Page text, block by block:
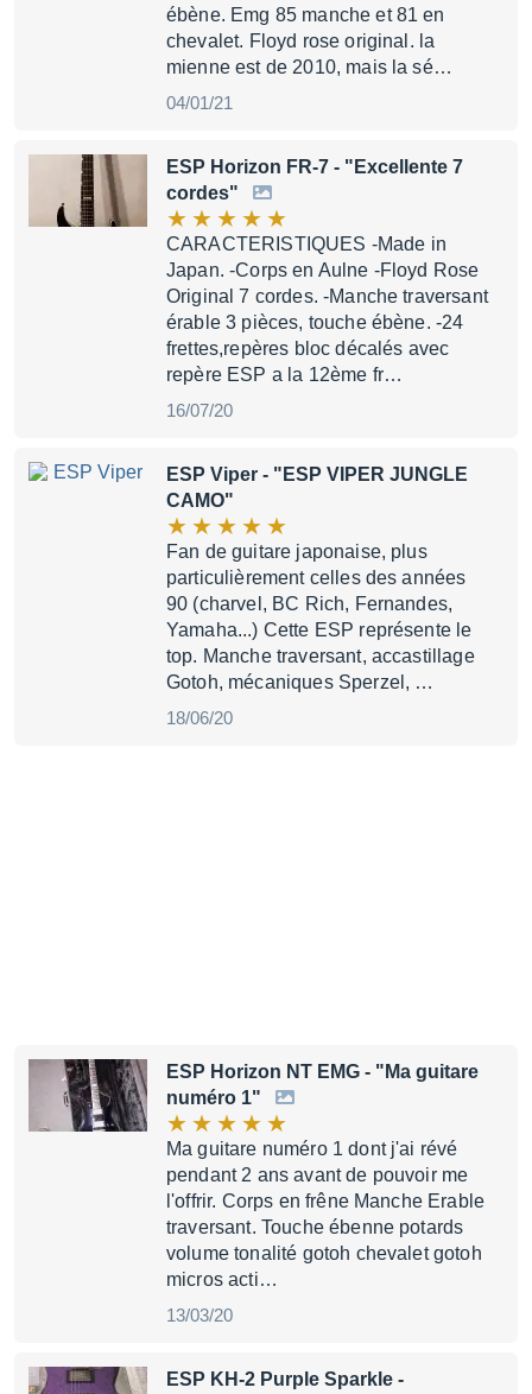
ébène. Emg 85 manche et 81 en
chevalet. Floyd rose original. la
mienne est de 2010, mais la sé…
04/01/21
ESP Horizon FR-7 - "Excellente 7
cordes"
CARACTERISTIQUES -Made in
Japan. -Corps en Aulne -Floyd Rose
Original 7 cordes. -Manche traversant
érable 3 pièces, touche ébène. -24
frettes,repères bloc décalés avec
repère ESP a la 12ème fr…
16/07/20
ESP Viper - "ESP VIPER JUNGLE
CAMO"
Fan de guitare japonaise, plus
particulièrement celles des années
90 (charvel, BC Rich, Fernandes,
Yamaha...) Cette ESP représente le
top. Manche traversant, accastillage
Gotoh, mécaniques Sperzel, …
18/06/20
ESP Horizon NT EMG - "Ma guitare
numéro 1"
Ma guitare numéro 1 dont j'ai révé
pendant 2 ans avant de pouvoir me
l'offrir. Corps en frêne Manche Erable
traversant. Touche ébenne potards
volume tonalité gotoh chevalet gotoh
micros acti…
13/03/20
ESP KH-2 Purple Sparkle -